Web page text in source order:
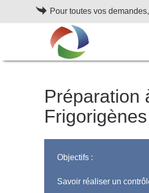
Pour toutes vos
Préparation
Objectifs :
Savoir réaliser un